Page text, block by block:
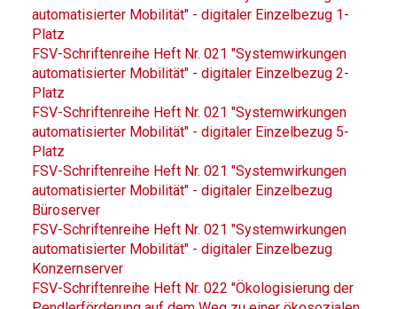
automatisierter Mobilität" - digitaler Einzelbezug 1-
Platz
FSV-Schriftenreihe Heft Nr. 021 "Systemwirkungen
automatisierter Mobilität" - digitaler Einzelbezug 2-
Platz
FSV-Schriftenreihe Heft Nr. 021 "Systemwirkungen
automatisierter Mobilität" - digitaler Einzelbezug 5-
Platz
FSV-Schriftenreihe Heft Nr. 021 "Systemwirkungen
automatisierter Mobilität" - digitaler Einzelbezug
Büroserver
FSV-Schriftenreihe Heft Nr. 021 "Systemwirkungen
automatisierter Mobilität" - digitaler Einzelbezug
Konzernserver
FSV-Schriftenreihe Heft Nr. 022 "Ökologisierung der